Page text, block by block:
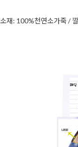
소재: 100%천연소가죽 /